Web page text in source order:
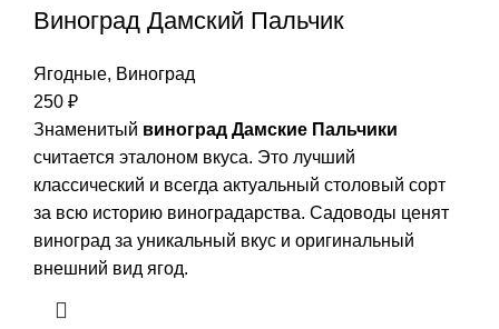
Виноград Дамский Пальчик
Ягодные, Виноград
250 ₽
Знаменитый виноград Дамские Пальчики
считается эталоном вкуса. Это лучший
классический и всегда актуальный столовый сорт
за всю историю виноградарства. Садоводы ценят
виноград за уникальный вкус и оригинальный
внешний вид ягод.